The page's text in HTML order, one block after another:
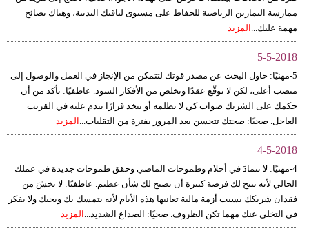
ممارسة التمارين الرياضية للحفاظ على مستوى لياقتك البدنية، وهناك نصائح
مهمة عليك... المزيد
5-5-2018
5-مهنيًا: حاول البحث عن مصدر قوتك لتتمكن من الإنجاز في العمل والوصول إلى
منصب أعلى، لكن لا توقّع عقدًا وتخلص من الأفكار السود. عاطفيًا: تأكد من أن
حكمك على الشريك صواب كي لا تظلمه أو تتخذ قرارًا تندم عليه في القريب
العاجل. صحيًا: صحتك تتحسن بعد المرور بفترة من التقلبات... المزيد
4-5-2018
4-مهنيًا: لا تتمادَ في أحلام وطموحات الماضي وحقق طموحات جديدة في عملك
الحالي لأنه يتيح لك فرصة كبيرة أن يصبح لك شأن عظيم. عاطفيًا: لا تخشَ من
فقدان شريكك بسبب أزمة مالية تعانيها هذه الأيام لأنه يتمسك بك ويحبك ولا يفكر
في التخلي عنك مهما تكن الظروف. صحيًا: الصداع الشديد... المزيد